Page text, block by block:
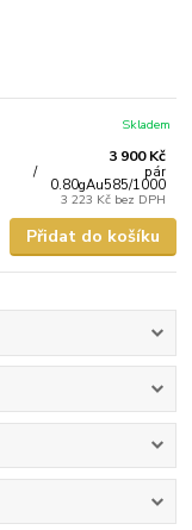
3 900 Kč
/ pár
0.80gAu585/1000
3 223 Kč bez DPH
Skladem
Přidat do košíku